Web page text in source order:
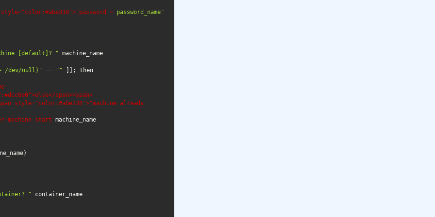
style="color:#abe338">"password = password_name"
[default]? "
/dev/null)" == ""
span><span>
style="color:#abe338">"machine already
machine start
"